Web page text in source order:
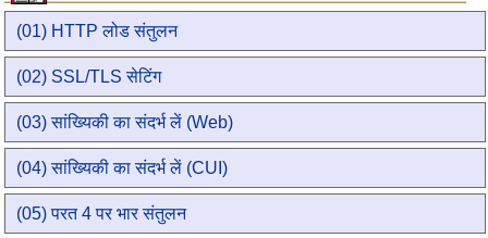
(01) HTTP लोड संतुलन
(02) SSL/TLS सेटिंग
(03) सांख्यिकी का संदर्भ लें (Web)
(04) सांख्यिकी का संदर्भ लें (CUI)
(05) परत 4 पर भार संतुलन